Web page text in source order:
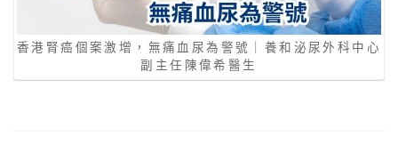
香港腎癌個案激增，無痛血尿為警號｜養和泌尿外科中心
副主任陳偉希醫生